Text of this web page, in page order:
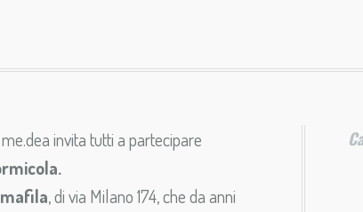
invita tutti a partecipare
, di via Milano 174, che da anni